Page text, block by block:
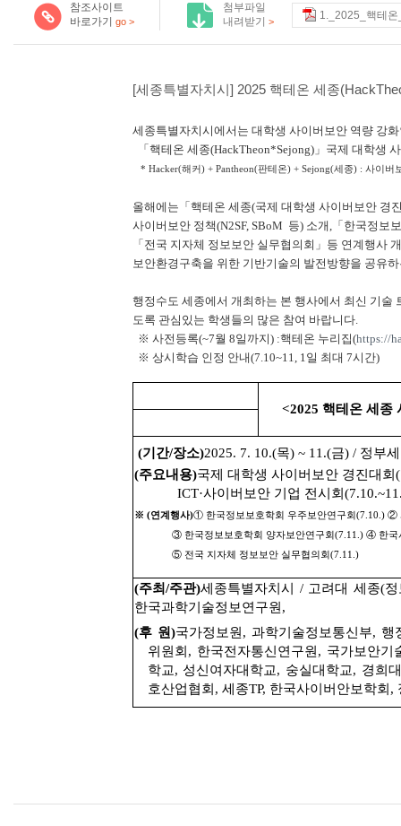
참조사이트
바로가기
go >
첨부파일
내려받기 > 1._2025_핵테
[세종특별자치시] 2025 핵테온 세종
세종특별자치시에서는 대학생 사이버보안 역량 강
「핵테온 세종(HackTheon*Sejong)」국제 대학생
* Hacker(해커) + Pantheon(판테온) + Sejong(세종) : 사이버
올해에는「핵테온 세종(국제 대학생 사이버보안 경
사이버보안 정책(N2SF, SBoM 등) 소개,「한국정보
「전국 지자체 정보보안 실무협의회」등 연계행사
보안환경구축을 위한 기반기술의 발전방향을 공유
행정수도 세종에서 개최하는 본 행사에서 최신 기술
도록 관심있는 학생들의 많은 참여 바랍니다.
※ 사전등록(~7월 8일까지) :핵테온 누리집(https://
※ 상시학습 인정 안내(7.10~11, 1일 최대 7시간)
<2025 핵테온 세종
(기간/장소)2025. 7. 10.(목) ~ 11.(금) / 정부
(주요내용)국제 대학생 사이버보안 경진대
ICT·사이버보안 기업 전시회
※ (연계행사)① 한국정보보호학회 우주보안연구회(7.10.) ②
③ 한국정보보호학회 양자보안연구회(7.11.) ④ 한국사
⑤ 전국 지자체 정보보안 실무협의회(7.11.)
(주최/주관)세종특별자치시 / 고려대 세종(
한국과학기술정보연구원,
(후 원)국가정보원, 과학기술정보통신부,
위원회, 한국전자통신연구원, 국가보안
학교, 성신여자대학교, 숭실대학교, 경희
호산업협회, 세종TP, 한국사이버안보학회,